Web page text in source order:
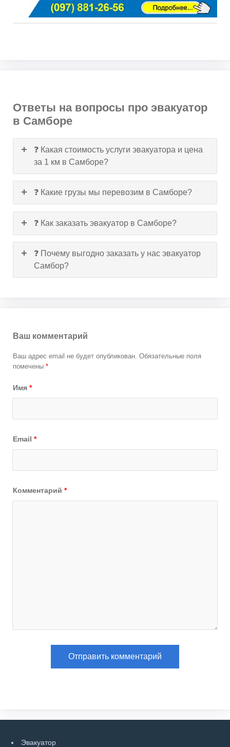
Ответы на вопросы про эвакуатор
в Самборе
❓ Какая стоимость услуги эвакуатора и цена
за 1 км в Самборе?
❓ Какие грузы мы перевозим в Самборе?
❓ Как заказать эвакуатор в Самборе?
❓ Почему выгодно заказать у нас эвакуатор
Самбор?
Ваш комментарий
Ваш адрес email не будет опубликован. Обязательные поля
помечены *
Имя *
Email *
Комментарий *
Эвакуатор